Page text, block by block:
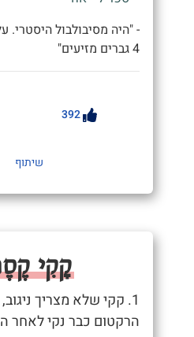
- "היה מסיבולבול היסטרי.
4 גברים מזיעים"
392
שיתוף
קָקִי
1. קקי שלא מצריך
הרקטום כבר נקי לאחר